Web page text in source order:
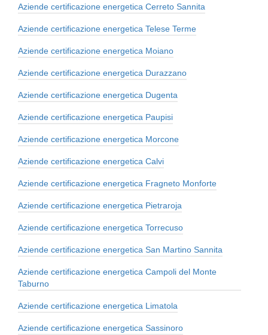
Aziende certificazione energetica Cerreto Sannita
Aziende certificazione energetica Telese Terme
Aziende certificazione energetica Moiano
Aziende certificazione energetica Durazzano
Aziende certificazione energetica Dugenta
Aziende certificazione energetica Paupisi
Aziende certificazione energetica Morcone
Aziende certificazione energetica Calvi
Aziende certificazione energetica Fragneto Monforte
Aziende certificazione energetica Pietraroja
Aziende certificazione energetica Torrecuso
Aziende certificazione energetica San Martino Sannita
Aziende certificazione energetica Campoli del Monte
Taburno
Aziende certificazione energetica Limatola
Aziende certificazione energetica Sassinoro